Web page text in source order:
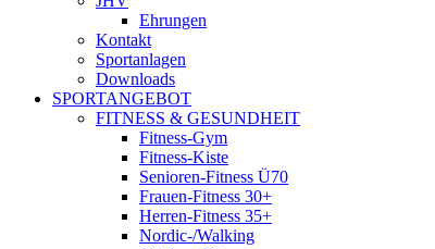
Ehrungen
Kontakt
Sportanlagen
Downloads
SPORTANGEBOT
FITNESS & GESUNDHEIT
Fitness-Gym
Fitness-Kiste
Senioren-Fitness Ü70
Frauen-Fitness 30+
Herren-Fitness 35+
Nordic-/Walking